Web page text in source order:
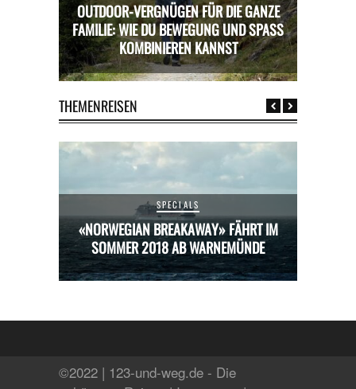
OUTDOOR-VERGNÜGEN FÜR DIE GANZE
FAMILIE: WIE DU BEWEGUNG UND SPASS K
OMBINIEREN KANNST
THEMENREISEN
SPECIALS
«NORWEGIAN BREAKAWAY» FÄHRT IM
SOMMER 2018 AB WARNEMÜNDE
©2022 | 123-und-weg.de - Die